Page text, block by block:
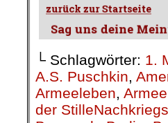
└ Schlagwörter: 1.
A.S. Puschkin,
Armeeleben,
der